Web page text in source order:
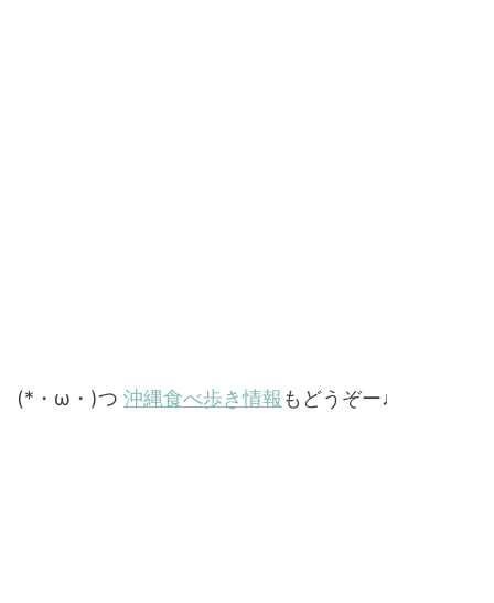
(*・ω・)つ 沖縄食べ歩き情報 もどうぞー♩